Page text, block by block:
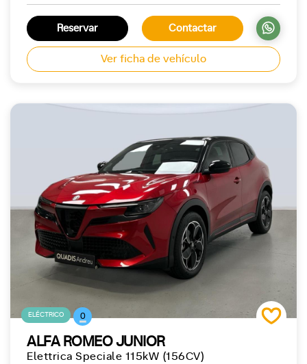
Reservar Contactar
Ver ficha de vehículo
ELÉCTRICO 0
ALFA ROMEO JUNIOR
Elettrica Speciale 115kW (156CV)